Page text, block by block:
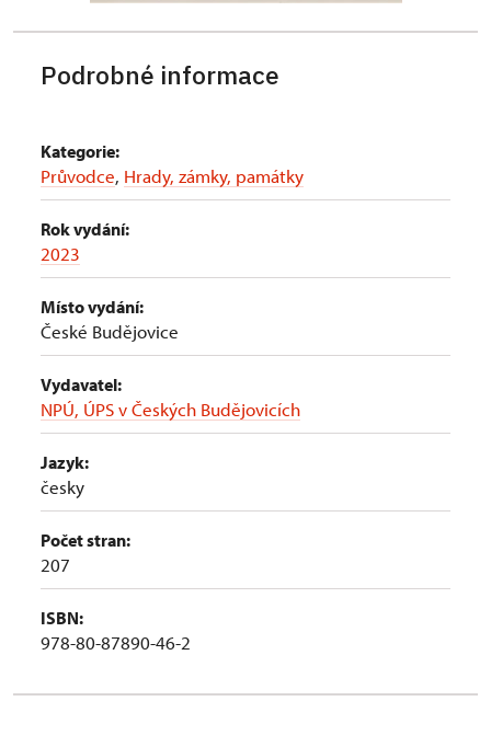
Podrobné informace
Kategorie:
Průvodce, Hrady, zámky, památky
Rok vydání:
2023
Místo vydání:
České Budějovice
Vydavatel:
NPÚ, ÚPS v Českých Budějovicích
Jazyk:
česky
Počet stran:
207
ISBN:
978-80-87890-46-2